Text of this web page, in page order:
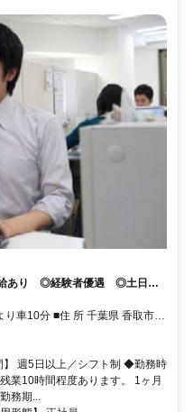
給あり ◎経験者優遇 ◎土日祝
院事務
千葉県 香取市
線「佐原」より車10分
】 週5日以上／シフト制 ◆勤務時
業10時間程度あります。 1ヶ月
務期...